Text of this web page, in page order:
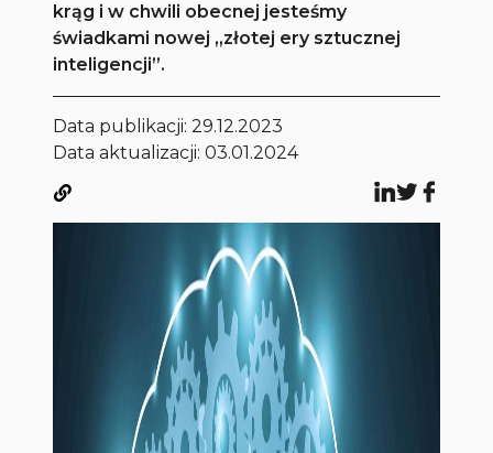
krąg i w chwili obecnej jesteśmy
świadkami nowej „złotej ery sztucznej
inteligencji”.
Data publikacji:29.12.2023
Data aktualizacji: 03.01.2024